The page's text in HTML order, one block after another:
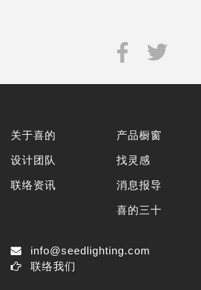
关于喜的
设计团队
联络资讯
产品橱窗
找灵感
消息报导
喜的三十
info@seedlighting.com
联络我们